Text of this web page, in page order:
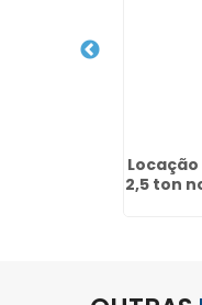
2,5 ton